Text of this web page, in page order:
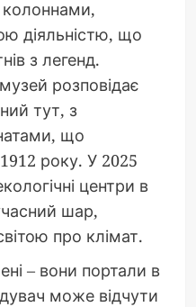
колоннами,
діяльністю, що
з легенд.
розповідає
тут, з
що
року. У 2025
центри в
шар,
про клімат.
– вони портали в
може відчути